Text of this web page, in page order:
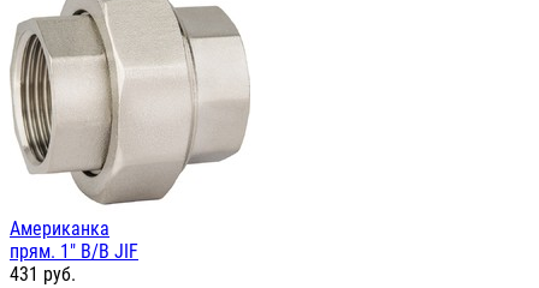
Американка
прям. 1" В/В JIF
431 руб.